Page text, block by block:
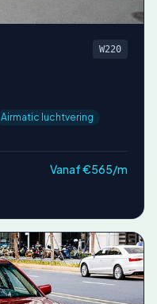
W220
Airmatic luchtvering
Vanaf €565/m